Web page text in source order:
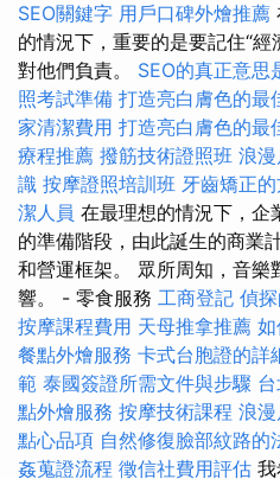
SEO關鍵字 用戶口碑外燴推薦
的情況下，重要的是要記住“
對他們負責。 SEO的真正意思
照考試準備 打造亮白膚色的最
家清潔費用 打造亮白膚色的最
療程推薦 撥筋技術證照班 浪
識 按摩證照培訓班 牙齒矯正
潔人員 在最理想的情況下，企
的準備階段，由此誕生的商業
和營運框架。 眾所周知，音樂
響。 - 零食服務 工商登記 偵
按摩課程費用 天母推拿推薦
餐點外燴服務 卡式台胞證的詳
範 泰國簽證所需文件與步驟
點外燴服務 按摩技術課程 浪
點心品項 自然修復臉部紋路的
姦蒐證流程 徵信社費用評估